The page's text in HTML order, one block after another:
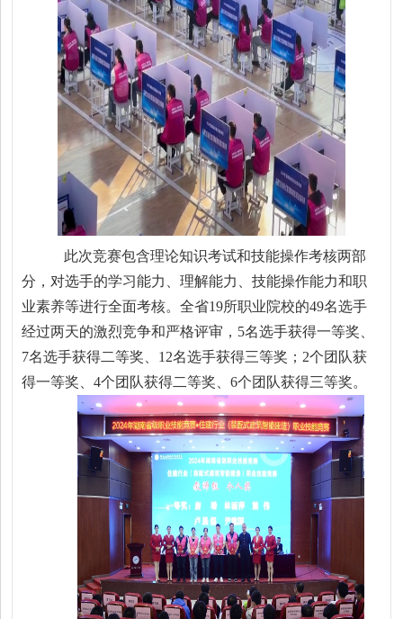
此次竞赛包含理论知识考试和技能操作考核两部
分，对选手的学习能力、理解能力、技能操作能力和职
业素养等进行全面考核。全省19所职业院校的49名选手
经过两天的激烈竞争和严格评审， 5名选手获得一等奖、
7名选手获得二等奖、 12名选手获得三等奖； 2个团队获
得一等奖、4个团队获得二等奖、6个团队获得三等奖。